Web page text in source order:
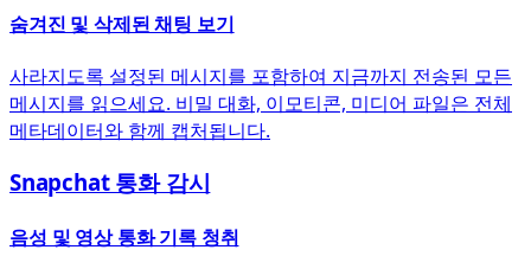
숨겨진 및 삭제된 채팅 보기
사라지도록 설정된 메시지를 포함하여 지금까지 전송된 모든
메시지를 읽으세요. 비밀 대화, 이모티콘, 미디어 파일은 전체
메타데이터와 함께 캡처됩니다.
Snapchat 통화 감시
음성 및 영상 통화 기록 청취